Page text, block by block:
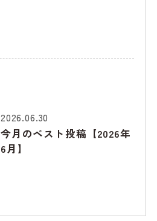
2026.06.30
今月のベスト投稿【2026年
6月】